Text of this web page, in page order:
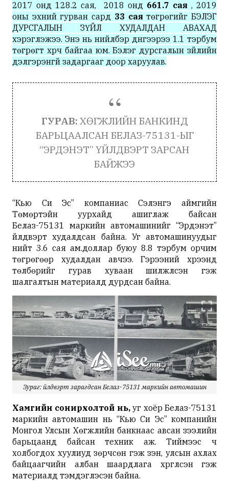
2017 онд 128.2 сая, 2018 онд 661.7 сая , 2019
оны эхний гурван сард 33 сая төгрөгийг БЭЛЭГ
ДУРСГАЛЫН ЗҮЙЛ ХУДАЛДАН АВАХАД
хэрэглэжээ. Энэ нь нийлбэр дүнгээрээ 1.1 тэрбум
төгрөгт хүрч байгаа юм. Бэлэг дурсгалын зүйлийн
дэлгэрэнгүй задаргааг доор харуулав.
ГУРАВ: ХӨГЖЛИЙН БАНКИНД
БАРЬЦААЛСАН БЕЛАЗ-75131-ЫГ
“ЭРДЭНЭТ” ҮЙЛДВЭРТ ЗАРСАН
БАЙЖЭЭ
“Кью Си Эс” компаниас Сэлэнгэ аймгийн
Төмөртэйн уурхайд ашиглаж байсан
Белаз-75131 маркийн автомашинийг “Эрдэнэт”
үйлдвэрт худалдсан байна. Уг автомашинуудыг
нийт 3.6 сая ам.доллар буюу 8.8 тэрбум орчим
төгрөгөөр худалдан авчээ. Гэрээний хүрээнд
төлбөрийг гурав хуваан шилжүүлсэн гэж
шалгалтын материалд дурдсан байна.
Зураг: Үйлдвэрт зарагдсан Белаз-75131 маркийн автомашин
Хамгийн сонирхолтой нь,уг хоёр Белаз-75131
маркийн автомашин нь “Кью Си Эс” компанийн
Монгол Улсын Хөгжлийн банкнаас авсан зээлийн
барьцаанд байсан техник аж. Тиймээс ч
холбогдох хуулиуд зөрчсөн гэж үзэн, улсын ахлах
байцаагчийн албан шаардлага хүргүүлсэн гэж
материалд тэмдэглэсэн байна.